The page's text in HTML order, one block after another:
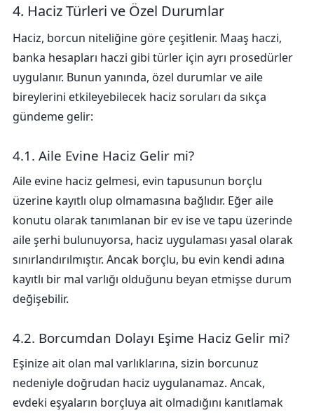
4. Haciz Türleri ve Özel Durumlar
Haciz, borcun niteliğine göre çeşitlenir. Maaş haczi,
banka hesapları haczi gibi türler için ayrı prosedürler
uygulanır. Bunun yanında, özel durumlar ve aile
bireylerini etkileyebilecek haciz soruları da sıkça
gündeme gelir:
4.1. Aile Evine Haciz Gelir mi?
Aile evine haciz gelmesi, evin tapusunun borçlu
üzerine kayıtlı olup olmamasına bağlıdır. Eğer aile
konutu olarak tanımlanan bir ev ise ve tapu üzerinde
aile şerhi bulunuyorsa, haciz uygulaması yasal olarak
sınırlandırılmıştır. Ancak borçlu, bu evin kendi adına
kayıtlı bir mal varlığı olduğunu beyan etmişse durum
değişebilir.
4.2. Borcumdan Dolayı Eşime Haciz Gelir mi?
Eşinize ait olan mal varlıklarına, sizin borcunuz
nedeniyle doğrudan haciz uygulanamaz. Ancak,
evdeki eşyaların borçluya ait olmadığını kanıtlamak